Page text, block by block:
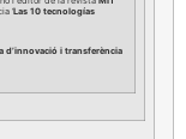
‘Las 10 tecnologías
d’innovació i transferència